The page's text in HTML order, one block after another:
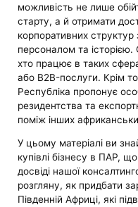
можливість не лише
старту, а й отримати
корпоративних структур
персоналом та
хто працює в таких
або B2B-послуги. Крім
Республіка пропонує
резидентства та
поміж інших
У цьому матеріалі ви
купівлі бізнесу в ПАР,
досвіді нашої
розгляну, як придбати
Південній Африці, які